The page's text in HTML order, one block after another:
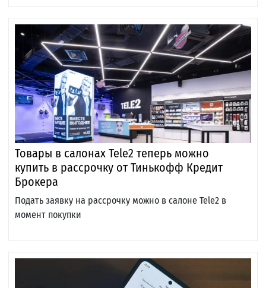
Товары в салонах Tele2 теперь можно
купить в рассрочку от Тинькофф Кредит
Брокера
Подать заявку на рассрочку можно в салоне Tele2 в
момент покупки